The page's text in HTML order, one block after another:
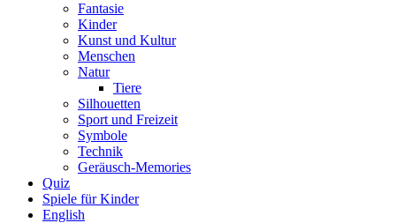
Fantasie
Kinder
Kunst und Kultur
Menschen
Natur
Tiere
Silhouetten
Sport und Freizeit
Symbole
Technik
Geräusch-Memories
Quiz
Spiele für Kinder
English